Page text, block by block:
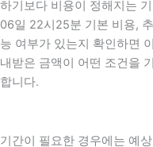
하기보다 비용이 정해지는
06일 22시25분 기본 비용,
능 여부가 있는지 확인하면
내받은 금액이 어떤 조건을
합니다.
기간이 필요한 경우에는 예